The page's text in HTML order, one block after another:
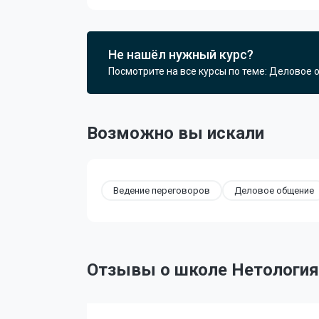
Не нашёл нужный курс?
Посмотрите на все курсы по теме: Деловое
Возможно вы искали
Ведение переговоров Деловое общение
Отзывы о школе Нетология